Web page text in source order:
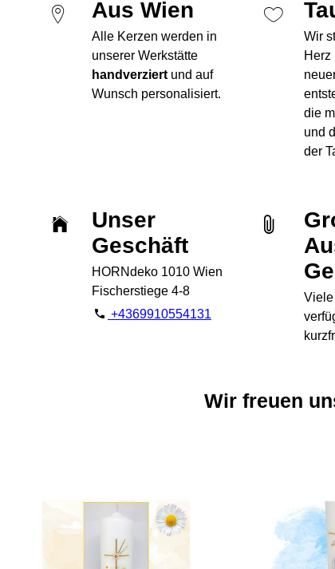
Aus Wien
Alle Kerzen werden in
unserer Werkstätte
handverziertund auf
Wunsch personalisiert.
Wir
Herz
die
und
der
Unser
Geschäft
HORNdeko 1010 Wien
Fischerstiege 4-8
+4369910554131
Viele
Wir freuen